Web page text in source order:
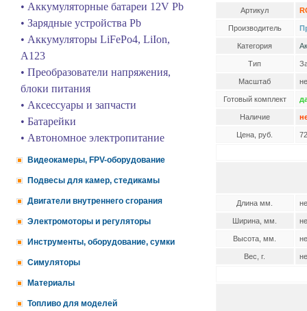
• Аккумуляторные батареи 12V Pb
• Зарядные устройства Pb
• Аккумуляторы LiFePo4, LiIon,
A123
• Преобразователи напряжения,
блоки питания
• Аксессуары и запчасти
• Батарейки
• Автономное электропитание
Видеокамеры, FPV-оборудование
Подвесы для камер, стедикамы
Двигатели внутреннего сгорания
Электромоторы и регуляторы
Инструменты, оборудование, сумки
Симуляторы
Материалы
Топливо для моделей
Артикул
Производитель
Категория
Тип
Масштаб
Готовый комплект
Наличие
Цена, руб.
Длина мм.
Ширина, мм.
Высота, мм.
Вес, г.